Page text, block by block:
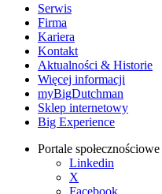
Serwis
Firma
Kariera
Kontakt
Aktualności & Historie
Więcej informacji
myBigDutchman
Sklep internetowy
Big Experience
Portale społecznościowe
Linkedin
X
Facebook